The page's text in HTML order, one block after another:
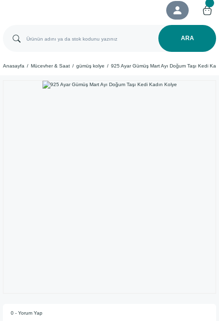
ARA
Anasayfa Mücevher & Saat gümüş kolye 925 Ayar Gümüş Mart Ayı Doğum Taşı Kedi
0 - Yorum Yap